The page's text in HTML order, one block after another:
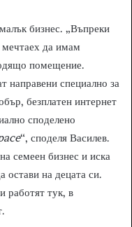
бизнес. „Въпреки
да имам
помещение.
направени специално за
безплатен интернет
споделено
“, споделя Василев.
семеен бизнес и иска
остави на децата си.
работят тук, в